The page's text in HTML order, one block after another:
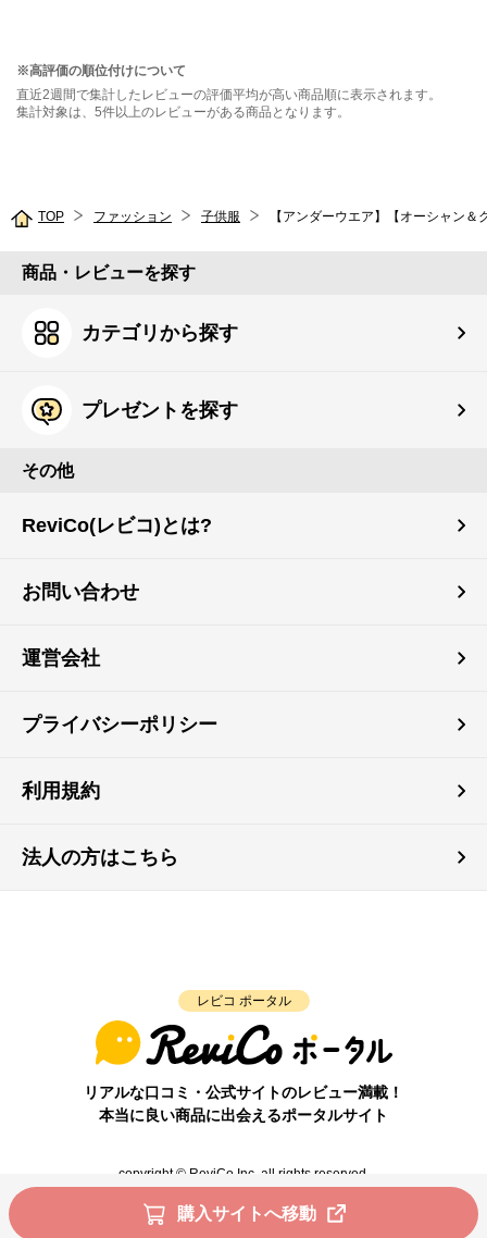
購入サイトへ移動
※高評価の順位付けについて
直近2週間で集計したレビューの評価平均が高い商品順に表示されます。
集計対象は、5件以上のレビューがある商品となります。
TOP ファッション 子供服 【アンダーウエア】【オーシャン
商品・レビューを探す
カテゴリから探す
プレゼントを探す
その他
ReviCo(レビコ)とは?
お問い合わせ
運営会社
プライバシーポリシー
利用規約
法人の方はこちら
レビコ ポータル
リアルな口コミ・公式サイトのレビュー満載！
本当に良い商品に出会えるポータルサイト
copyright © ReviCo Inc. all rights reserved.